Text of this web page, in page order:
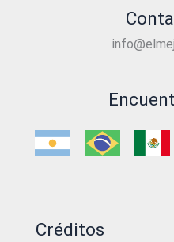
Créditos